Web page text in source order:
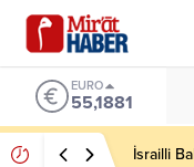
EURO
55,1881
İsrailli